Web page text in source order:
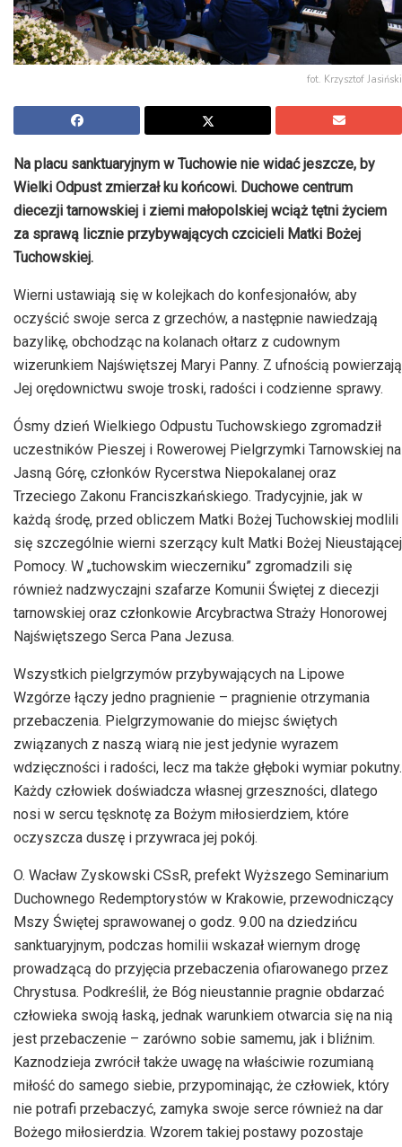
fot. Krzysztof Jasiński
Na placu sanktuaryjnym w Tuchowie nie widać jeszcze, by
Wielki Odpust zmierzał ku końcowi. Duchowe centrum
diecezji tarnowskiej i ziemi małopolskiej wciąż tętni życiem
za sprawą licznie przybywających czcicieli Matki Bożej
Tuchowskiej.
Wierni ustawiają się w kolejkach do konfesjonałów, aby
oczyścić swoje serca z grzechów, a następnie nawiedzają
bazylikę, obchodząc na kolanach ołtarz z cudownym
wizerunkiem Najświętszej Maryi Panny. Z ufnością powierzają
Jej orędownictwu swoje troski, radości i codzienne sprawy.
Ósmy dzień Wielkiego Odpustu Tuchowskiego zgromadził
uczestników Pieszej i Rowerowej Pielgrzymki Tarnowskiej na
Jasną Górę, członków Rycerstwa Niepokalanej oraz
Trzeciego Zakonu Franciszkańskiego. Tradycyjnie, jak w
każdą środę, przed obliczem Matki Bożej Tuchowskiej modlili
się szczególnie wierni szerzący kult Matki Bożej Nieustającej
Pomocy. W „tuchowskim wieczerniku” zgromadzili się
również nadzwyczajni szafarze Komunii Świętej z diecezji
tarnowskiej oraz członkowie Arcybractwa Straży Honorowej
Najświętszego Serca Pana Jezusa.
Wszystkich pielgrzymów przybywających na Lipowe
Wzgórze łączy jedno pragnienie – pragnienie otrzymania
przebaczenia. Pielgrzymowanie do miejsc świętych
związanych z naszą wiarą nie jest jedynie wyrazem
wdzięczności i radości, lecz ma także głęboki wymiar pokutny.
Każdy człowiek doświadcza własnej grzeszności, dlatego
nosi w sercu tęsknotę za Bożym miłosierdziem, które
oczyszcza duszę i przywraca jej pokój.
O. Wacław Zyskowski CSsR, prefekt Wyższego Seminarium
Duchownego Redemptorystów w Krakowie, przewodniczący
Mszy Świętej sprawowanej o godz. 9.00 na dziedzińcu
sanktuaryjnym, podczas homilii wskazał wiernym drogę
prowadzącą do przyjęcia przebaczenia ofiarowanego przez
Chrystusa. Podkreślił, że Bóg nieustannie pragnie obdarzać
człowieka swoją łaską, jednak warunkiem otwarcia się na nią
jest przebaczenie – zarówno sobie samemu, jak i bliźnim.
Kaznodzieja zwrócił także uwagę na właściwie rozumianą
miłość do samego siebie, przypominając, że człowiek, który
nie potrafi przebaczyć, zamyka swoje serce również na dar
Bożego miłosierdzia. Wzorem takiej postawy pozostaje